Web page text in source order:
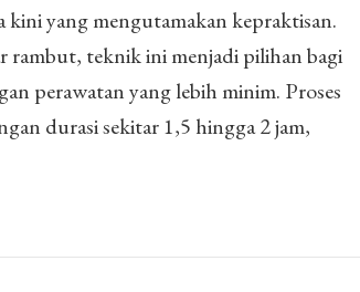
yang mengutamakan kepraktisan.
rambut, teknik ini menjadi pilihan bagi
perawatan yang lebih minim. Proses
durasi sekitar 1,5 hingga 2 jam,